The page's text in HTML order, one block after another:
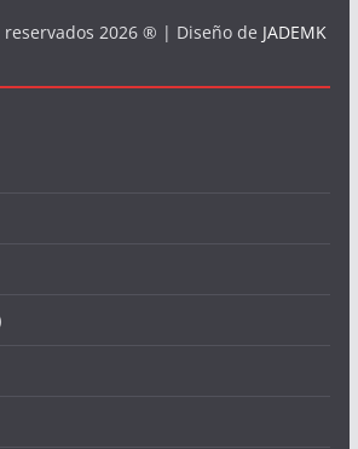
reservados 2026 ® | Diseño de JADEMK